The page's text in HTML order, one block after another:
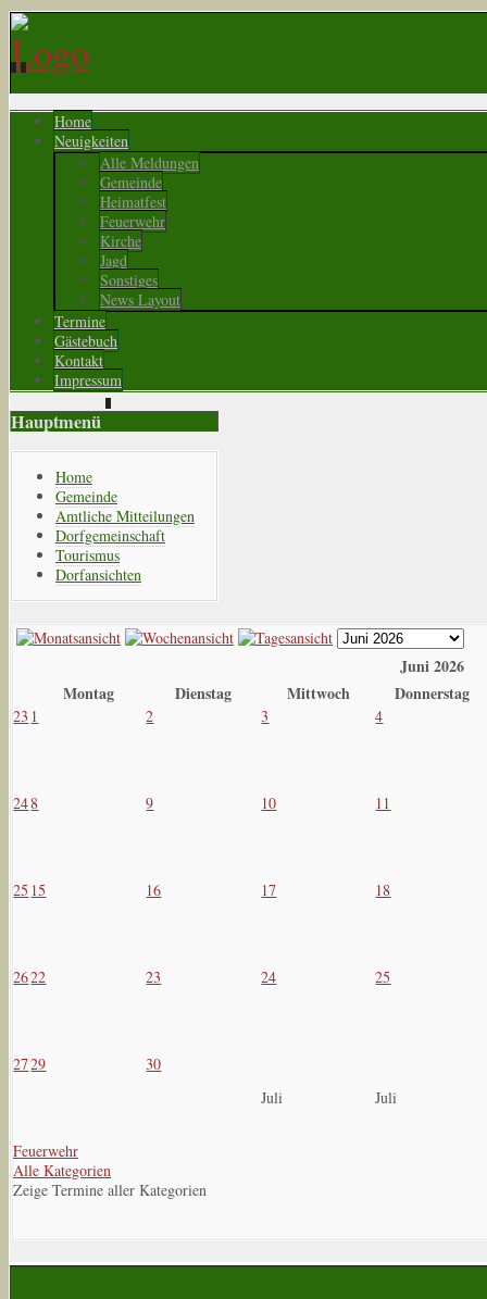
Home
Neuigkeiten
Alle Meldungen
Gemeinde
Heimatfest
Feuerwehr
Kirche
Jagd
Sonstiges
News Layout
Termine
Gästebuch
Kontakt
Impressum
Hauptmenü
Home
Gemeinde
Amtliche Mitteilungen
Dorfgemeinschaft
Tourismus
Dorfansichten
Juni 2026
Montag
Dienstag Mittwoch Donnerstag
23 1 2 3 4
248 9 10 11
25 15 16 17 18
2622 23 24 25
2729
30
Juli
Juli
Feuerwehr
Alle Kategorien
Zeige Termine aller Kategorien